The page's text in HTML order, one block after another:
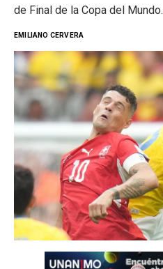
de Final de la Copa del Mundo.
EMILIANO CERVERA